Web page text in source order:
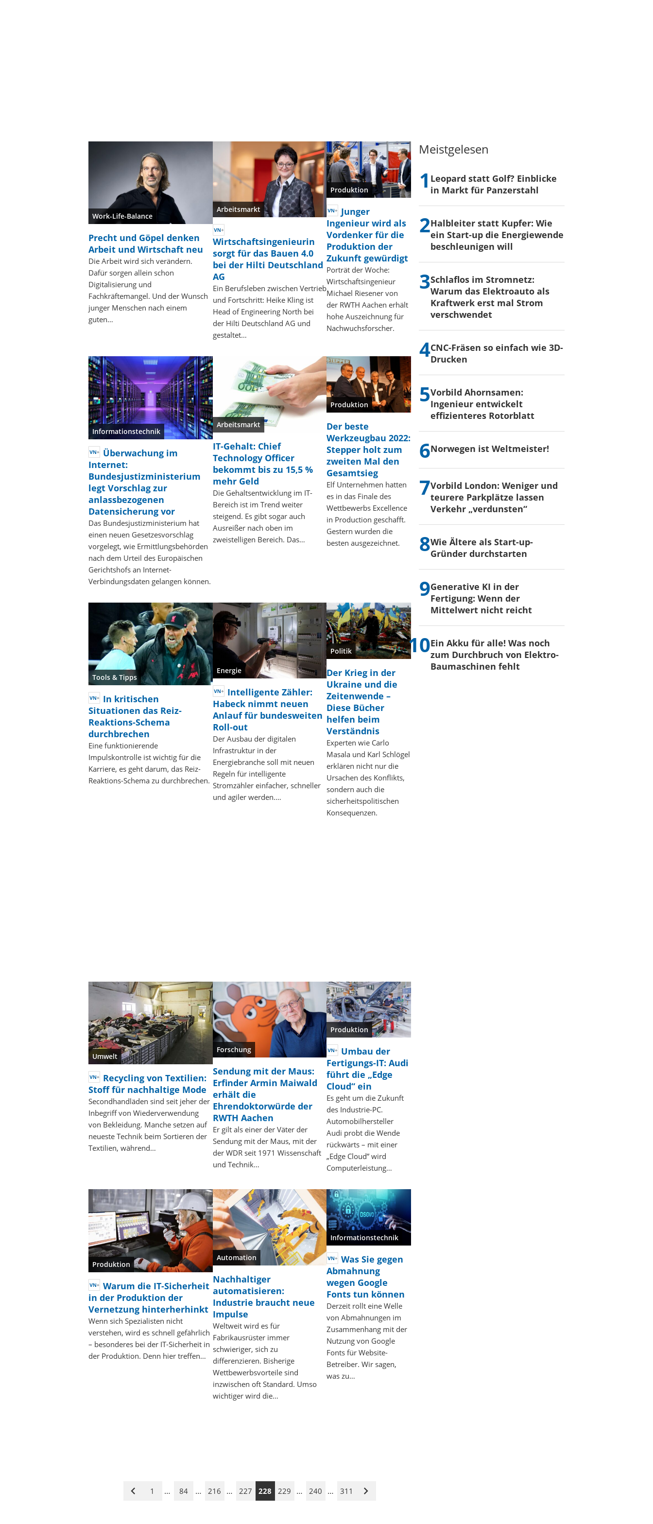
Work-Life-Balance
Precht und Göpel denken
Arbeit und Wirtschaft neu
Die Arbeit wird sich verändern.
Dafür sorgen allein schon
Digitalisierung und
Fachkräftemangel. Und der Wunsch
junger Menschen nach einem
guten…
Arbeitsmarkt
Wirtschaftsingenieurin
sorgt für das Bauen 4.0
bei der Hilti Deutschland
AG
Ein Berufsleben zwischen Vertrieb
und Fortschritt: Heike Kling ist
Head of Engineering North bei
der Hilti Deutschland AG und
gestaltet…
Produktion
Junger
Ingenieur wird als
Vordenker für die
Produktion der
Zukunft gewürdigt
Porträt der Woche:
Wirtschaftsingenieur
Michael Riesener von
der RWTH Aachen erhält
hohe Auszeichnung für
Nachwuchsforscher.
Informationstechnik
Überwachung im
Internet:
Bundesjustizministerium
legt Vorschlag zur
anlassbezogenen
Datensicherung vor
Das Bundesjustizministerium hat
einen neuen Gesetzesvorschlag
vorgelegt, wie Ermittlungsbehörden
nach dem Urteil des Europäischen
Gerichtshofs an Internet-
Verbindungsdaten gelangen können.
Arbeitsmarkt
IT-Gehalt: Chief
Technology Officer
bekommt bis zu 15,5 %
mehr Geld
Die Gehaltsentwicklung im IT-
Bereich ist im Trend weiter
steigend. Es gibt sogar auch
Ausreißer nach oben im
zweistelligen Bereich. Das…
Produktion
Der beste
Werkzeugbau 2022:
Stepper holt zum
zweiten Mal den
Gesamtsieg
Elf Unternehmen hatten
es in das Finale des
Wettbewerbs Excellence
in Production geschafft.
Gestern wurden die
besten ausgezeichnet.
Tools & Tipps
In kritischen
Situationen das Reiz-
Reaktions-Schema
durchbrechen
Eine funktionierende
Impulskontrolle ist wichtig für die
Karriere, es geht darum, das Reiz-
Reaktions-Schema zu durchbrechen.
Energie
Intelligente Zähler:
Habeck nimmt neuen
Anlauf für bundesweiten
Roll-out
Der Ausbau der digitalen
Infrastruktur in der
Energiebranche soll mit neuen
Regeln für intelligente
Stromzähler einfacher, schneller
und agiler werden.…
Politik
Der Krieg in der
Ukraine und die
Zeitenwende –
Diese Bücher
helfen beim
Verständnis
Experten wie Carlo
Masala und Karl Schlögel
erklären nicht nur die
Ursachen des Konflikts,
sondern auch die
sicherheitspolitischen
Konsequenzen.
Umwelt
Recycling von Textilien:
Stoff für nachhaltige Mode
Secondhandläden sind seit jeher der
Inbegriff von Wiederverwendung
von Bekleidung. Manche setzen auf
neueste Technik beim Sortieren der
Textilien, während…
Forschung
Sendung mit der Maus:
Erfinder Armin Maiwald
erhält die
Ehrendoktorwürde der
RWTH Aachen
Er gilt als einer der Väter der
Sendung mit der Maus, mit der
der WDR seit 1971 Wissenschaft
und Technik…
Produktion
Umbau der
Fertigungs-IT: Audi
führt die „Edge
Cloud“ ein
Es geht um die Zukunft
des Industrie-PC.
Automobilhersteller
Audi probt die Wende
rückwärts – mit einer
„Edge Cloud” wird
Computerleistung…
Produktion
Warum die IT-Sicherheit
in der Produktion der
Vernetzung hinterherhinkt
Wenn sich Spezialisten nicht
verstehen, wird es schnell gefährlich
– besonderes bei der IT-Sicherheit in
der Produktion. Denn hier treffen…
Automation
Nachhaltiger
automatisieren:
Industrie braucht neue
Impulse
Weltweit wird es für
Fabrikausrüster immer
schwieriger, sich zu
differenzieren. Bisherige
Wettbewerbsvorteile sind
inzwischen oft Standard. Umso
wichtiger wird die…
Informationstechnik
Was Sie gegen
Abmahnung
wegen Google
Fonts tun können
Derzeit rollt eine Welle
von Abmahnungen im
Zusammenhang mit der
Nutzung von Google
Fonts für Website-
Betreiber. Wir sagen,
was zu…
Vorige
1 … 84 … 216 … 227 228 229 … 240 … 311
Nächste
Meistgelesen
Leopard statt Golf? Einblicke
in Markt für Panzerstahl
Halbleiter statt Kupfer: Wie
ein Start-up die Energiewende
beschleunigen will
Schlaflos im Stromnetz:
Warum das Elektroauto als
Kraftwerk erst mal Strom
verschwendet
CNC-Fräsen so einfach wie 3D-
Drucken
Vorbild Ahornsamen:
Ingenieur entwickelt
effizienteres Rotorblatt
Norwegen ist Weltmeister!
Vorbild London: Weniger und
teurere Parkplätze lassen
Verkehr „verdunsten“
Wie Ältere als Start-up-
Gründer durchstarten
Generative KI in der
Fertigung: Wenn der
Mittelwert nicht reicht
Ein Akku für alle! Was noch
zum Durchbruch von Elektro-
Baumaschinen fehlt